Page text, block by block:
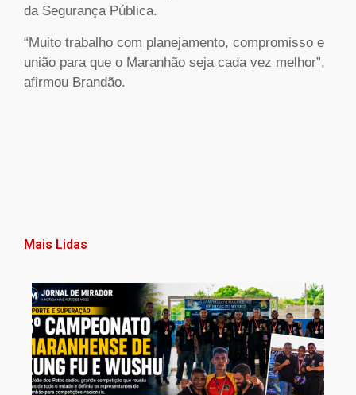
da Segurança Pública.
“Muito trabalho com planejamento, compromisso e
união para que o Maranhão seja cada vez melhor”,
afirmou Brandão.
Mais Lidas